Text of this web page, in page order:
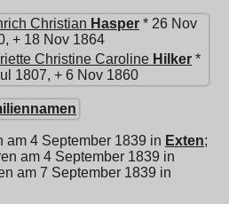
Christian Hasper * 26 Nov
+ 18 Nov 1864
Christine Caroline Hilker *
1807, + 6 Nov 1860
am 4 September 1839 in Exten;
am 4 September 1839 in
am 7 September 1839 in